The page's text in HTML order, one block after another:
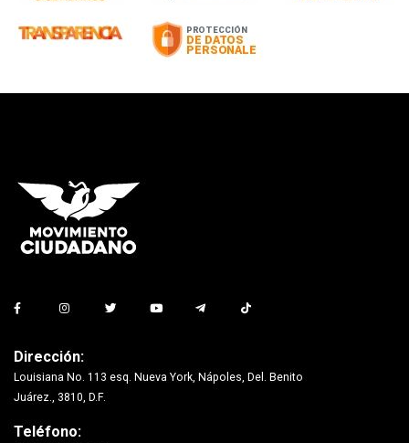
Dirección:
Louisiana No. 113 esq. Nueva York, Nápoles, Del. Benito
Juárez., 3810, D.F.
Teléfono: